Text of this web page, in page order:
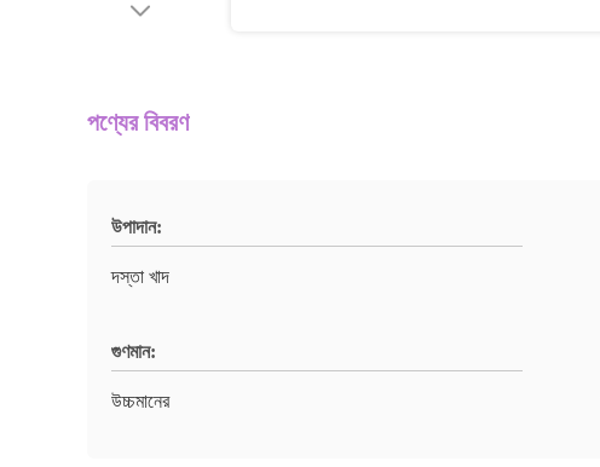
পণ্যের বিবরণ
উপাদান:
দস্তা খাদ
গুণমান:
উচ্চমানের